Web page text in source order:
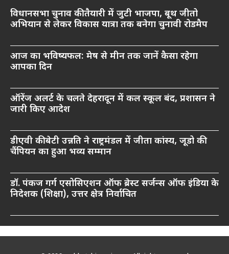
विधानसभा चुनाव की तैयारी में जुटी भाजपा, बूथ जीतो
अभियान से लेकर विकास यात्रा तक बनेगा चुनावी रोडमैप
आज का भविष्यफल: मेष से मीन तक जानें कैसा रहेगा
आपका दिन
ऑरेंज अलर्ट के चलते देहरादून में कल स्कूल बंद, प्रशासन ने
जारी किए आदेश
डीएवी की बेटी उन्नति ने राष्ट्रमंडल में जीता कांस्य, जूडो की
चैंपियन का हुआ भव्य सम्मान
डॉ. पंकज गर्ग एसोसिएशन ऑफ ब्रेस्ट सर्जन्स ऑफ इंडिया के
निदेशक (शिक्षा), उत्तर क्षेत्र निर्वाचित